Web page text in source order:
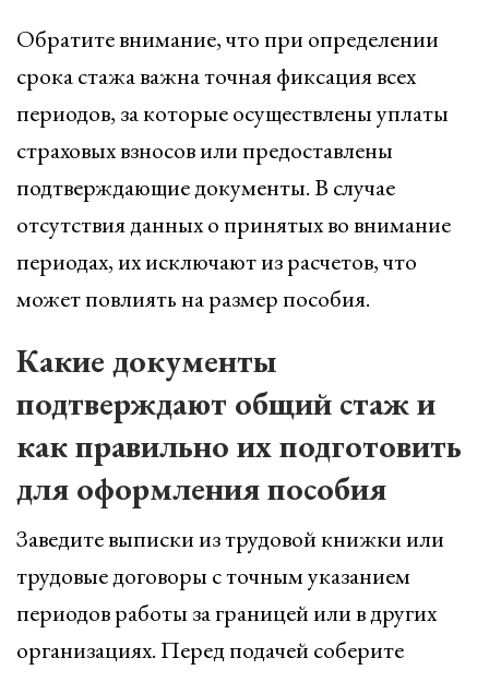
Обратите внимание, что при определении
срока стажа важна точная фиксация всех
периодов, за которые осуществлены уплаты
страховых взносов или предоставлены
подтверждающие документы. В случае
отсутствия данных о принятых во внимание
периодах, их исключают из расчетов, что
может повлиять на размер пособия.
Какие документы
подтверждают общий стаж и
как правильно их подготовить
для оформления пособия
Заведите выписки из трудовой книжки или
трудовые договоры с точным указанием
периодов работы за границей или в других
организациях. Перед подачей соберите